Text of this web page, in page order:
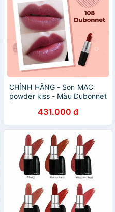
CHÍNH HÃNG - Son MAC
powder kiss - Màu Dubonnet
431.000 đ